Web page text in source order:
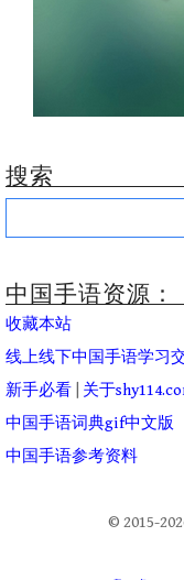
搜索
Search
中国手语资源：
收藏本站
线上线下中国手语学习
新手必看
关于
中国手语词典gif中文版
中国手语参考资料
© 2015-